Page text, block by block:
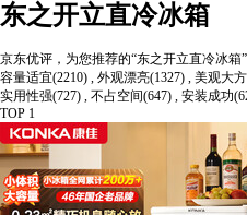
东之开立直冷冰箱
京东优评，为您推荐的“东之开立直冷冰箱
容量适宜(2210) , 外观漂亮(1327) , 美观大
实用性强(727) , 不占空间(647) , 安装成功
TOP 1